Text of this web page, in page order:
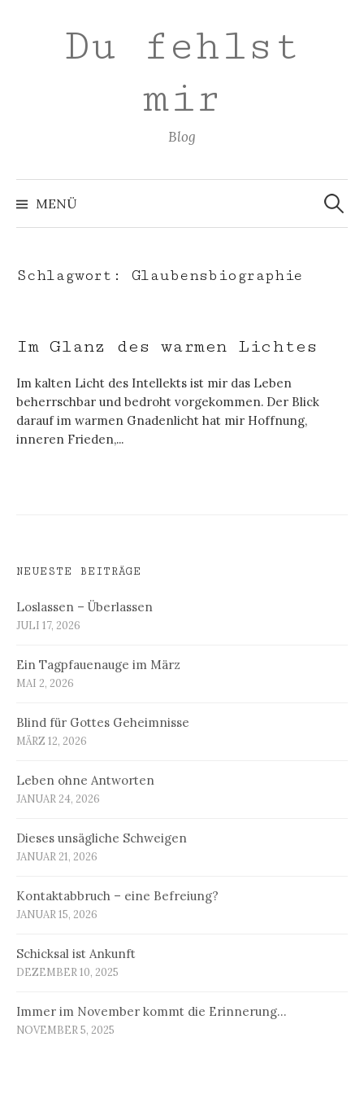
überspringenDu fehlst
mir
Blog
MENÜ
Suchen
nach:
Schlagwort: Glaubensbiographie
Im Glanz des warmen Lichtes
Im kalten Licht des Intellekts ist mir das Leben
beherrschbar und bedroht vorgekommen. Der Blick
darauf im warmen Gnadenlicht hat mir Hoffnung,
inneren Frieden,...
NEUESTE BEITRÄGE
Loslassen – Überlassen
JULI 17, 2026
Ein Tagpfauenauge im März
MAI 2, 2026
Blind für Gottes Geheimnisse
MÄRZ 12, 2026
Leben ohne Antworten
JANUAR 24, 2026
Dieses unsägliche Schweigen
JANUAR 21, 2026
Kontaktabbruch – eine Befreiung?
JANUAR 15, 2026
Schicksal ist Ankunft
DEZEMBER 10, 2025
Immer im November kommt die Erinnerung…
NOVEMBER 5, 2025